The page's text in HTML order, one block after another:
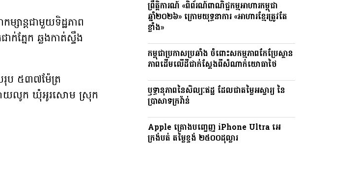
សាន្តជាមួយទិដ្ឋភាព
ក់ភ្នែក ឆ្លងកាត់ស្ទឹង
រុប ៥៣៧ម៉ែត្រ
ឆាយលូក ឃុំអូរសោម ស្រុក
ព្រឹត្តិការណ៍ «ពិព័រណ៍ពាណិជ្ជកម្មអាហារកម្ពុជា
ឆ្នាំ២០២៦» ក្រោមយុទ្ធនាការ «អាហារខ្មែរត្រូវតែ
ខ្លាំង»
កម្ពុជាប្រកាសប្រឆាំង ចំពោះសកម្មភាពកែប្រែស្ថាន
ភាពដើមលើដីជាក់ស្តែងពីសំណាក់យោធាថៃ
ឫទ្ធានុភាពនៃសិល្បៈឥដ្ឋ ដែលជាតម្លៃអស្ចារ្យ នៃ
ប្រាសាទក្រវ៉ាន់
Apple គ្រោងបញ្ចេញ iPhone Ultra អេ
ក្រង់បត់ តម្លៃខ្ទង់ ២៥០០ដុល្លារ